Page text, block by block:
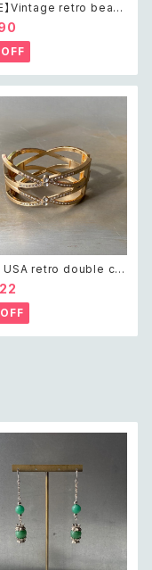
】Vintage retro bead
navy blue po
ロ ヴィンテージ ホワイ
ズ刺繍 ネイビー 紺色 ポ
USA retro double cro
bijou bangle レト
カ ユーズド アクセサリ
ルド ダブル クロス ビジ
グル